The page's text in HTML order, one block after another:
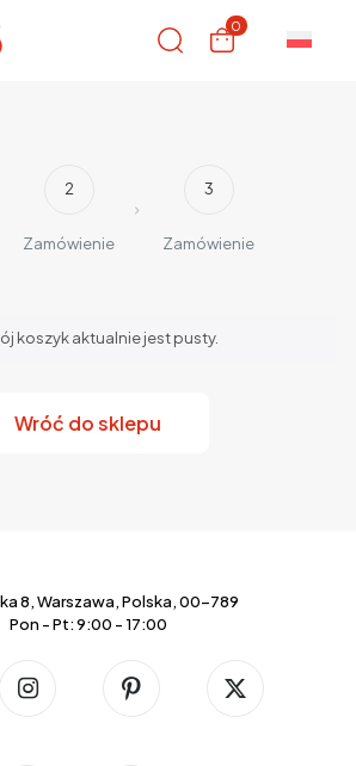
0
2
Zamówienie
3
Zamówienie
koszyk aktualnie jest pusty.
Wróć do sklepu
8, Warszawa, Polska, 00-789
Pon - Pt: 9:00 - 17:00